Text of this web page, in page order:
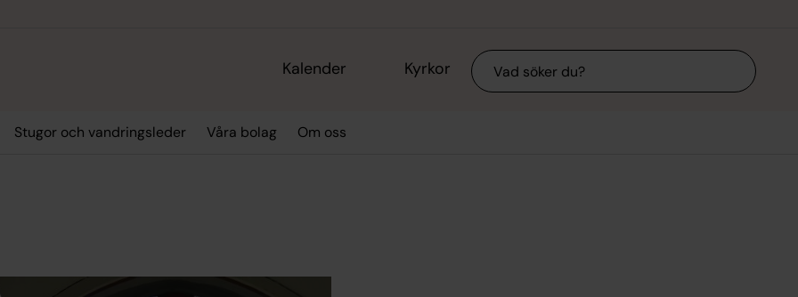
Kalender Kyrkor Sök
Stugor och vandringsleder Våra bolag Om oss